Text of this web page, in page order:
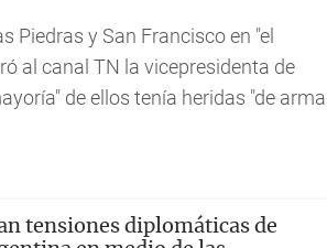
Piedras y San Francisco en "el
al canal TN la vicepresidenta de
de ellos tenía heridas "de arma
tensiones diplomáticas de